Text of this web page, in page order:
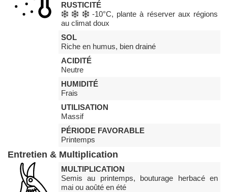
RUSTICITÉ
-10°C, plante à réserver aux régions
au climat doux
SOL
Riche en humus, bien drainé
ACIDITÉ
Neutre
HUMIDITÉ
Frais
UTILISATION
Massif
PÉRIODE FAVORABLE
Printemps
Entretien & Multiplication
MULTIPLICATION
Semis au printemps, bouturage herbacé en
mai ou aoûté en été